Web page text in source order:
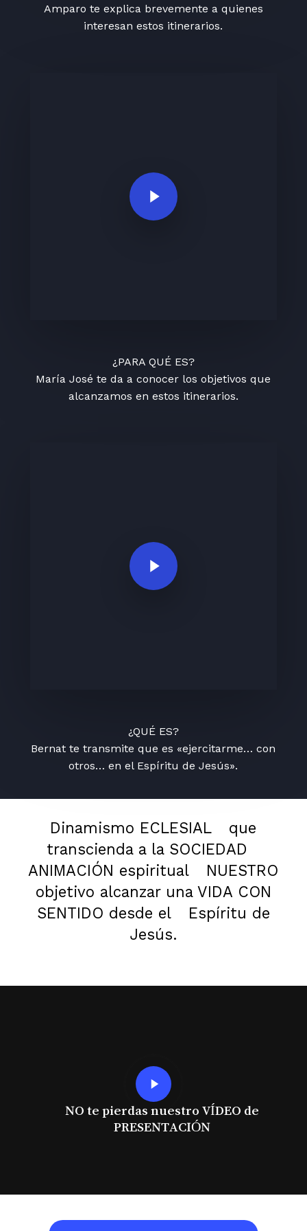
Amparo te explica brevemente a quienes
interesan estos itinerarios.
Play Video
¿PARA QUÉ ES?
María José te da a conocer los objetivos que
alcanzamos en estos itinerarios.
Play Video
¿QUÉ ES?
Bernat te transmite que es «ejercitarme… con
otros… en el Espíritu de Jesús».
Dinamismo ECLESIAL
que
transcienda a la SOCIEDAD
ANIMACIÓN espiritual
NUESTRO
objetivo alcanzar una VIDA CON
SENTIDO desde el
Espíritu de
Jesús.
Play
Video
NO te pierdas nuestro VÍDEO de
PRESENTACIÓN